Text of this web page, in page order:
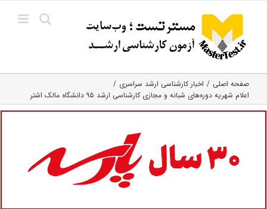
content
صفحه اصلی
اخبار کارشناسی ارشد سراسری
اعلام شهریه دوره‌های شبانه و مجازی کارشناسی ارشد ۹۵ دانشگاه مالک اشتر